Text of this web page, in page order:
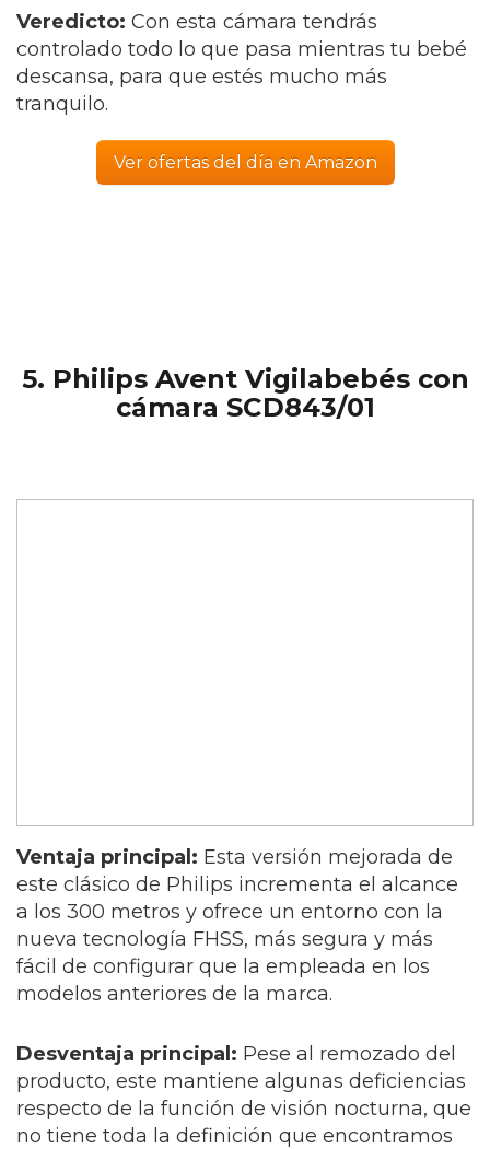
Veredicto: Con esta cámara tendrás
controlado todo lo que pasa mientras tu bebé
descansa, para que estés mucho más
tranquilo.
Ver ofertas del día en Amazon
5. Philips Avent Vigilabebés con
cámara SCD843/01
Ventaja principal: Esta versión mejorada de
este clásico de Philips incrementa el alcance
a los 300 metros y ofrece un entorno con la
nueva tecnología FHSS, más segura y más
fácil de configurar que la empleada en los
modelos anteriores de la marca.
Desventaja principal: Pese al remozado del
producto, este mantiene algunas deficiencias
respecto de la función de visión nocturna, que
no tiene toda la definición que encontramos